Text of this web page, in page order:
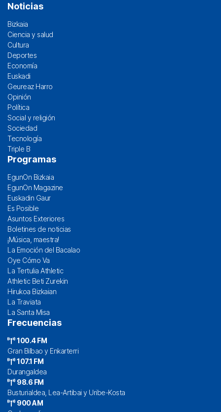
Noticias
Bizkaia
Ciencia y salud
Cultura
Deportes
Economía
Euskadi
Geureaz Harro
Opinión
Política
Social y religión
Sociedad
Tecnología
Triple B
Programas
EgunOn Bizkaia
EgunOn Magazine
Euskadin Gaur
Es Posible
Asuntos Exteriores
Boletines de noticias
¡Música, maestra!
La Emoción del Bacalao
Oye Cómo Va
La Tertulia Athletic
Athletic Beti Zurekin
Hirukoa Bizkaian
La Traviata
La Santa Misa
Frecuencias
100.4 FM
Gran Bilbao y Enkarterri
107.1 FM
Durangaldea
98.6 FM
Busturialdea, Lea-Artibai y Uribe-Kosta
900 AM